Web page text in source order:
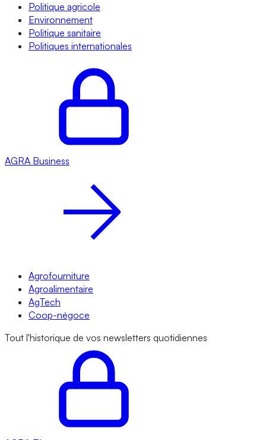
Politique agricole
Environnement
Politique sanitaire
Politiques internationales
AGRA Business
Agrofourniture
Agroalimentaire
AgTech
Coop-négoce
Tout l'historique de vos newsletters quotidiennes